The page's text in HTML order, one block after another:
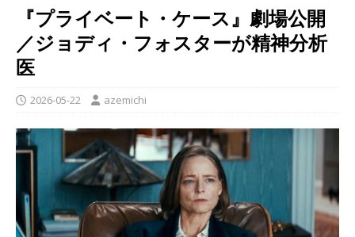
『プライベート・ケース』劇場公開
／ジョディ・フォスターが精神分析
医
2026-05-22 azemichi